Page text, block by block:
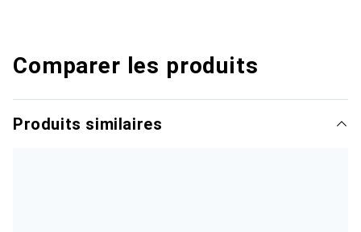
Comparer les produits
Produits similaires